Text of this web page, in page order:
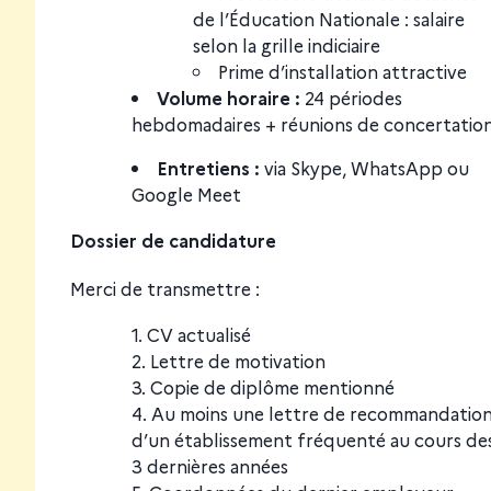
de l’Éducation Nationale : salaire
selon la grille indiciaire
Prime d’installation attractive
Volume horaire : 24 périodes
hebdomadaires + réunions de
Entretiens : via Skype, WhatsApp ou
Google Meet
Dossier de candidature
Merci de transmettre :
CV actualisé
Lettre de motivation
Copie de diplôme mentionné
Au moins une lettre de
d’un établissement fréquenté au cours
3 dernières années